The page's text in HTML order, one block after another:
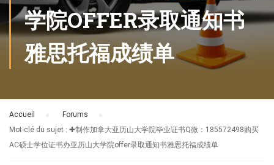
学院OFFER录取通知书
雅思托福成绩单
Accueil Forums
Mot-clé du sujet : ✚制作加拿大亚历山大学院毕业证书Q微：185572498购买
AC硕士学位证书办亚历山大学院offer录取通知书雅思托福成绩单